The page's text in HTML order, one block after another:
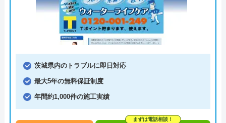
茨城県内のトラブルに即日対応
最大5年の無料保証制度
年間約1,000件の施工実績
まずは電話相談！